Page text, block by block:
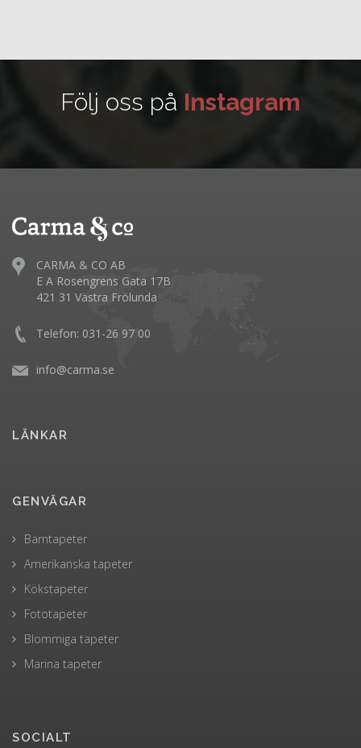
Följ oss på Instagram
CARMA & CO AB
E A Rosengrens Gata 17B
421 31 Västra Frölunda
Telefon: 031-26 97 00
info@carma.se
LÄNKAR
GENVÄGAR
Barntapeter
Amerikanska tapeter
Kökstapeter
Fototapeter
Blommiga tapeter
Marina tapeter
SOCIALT